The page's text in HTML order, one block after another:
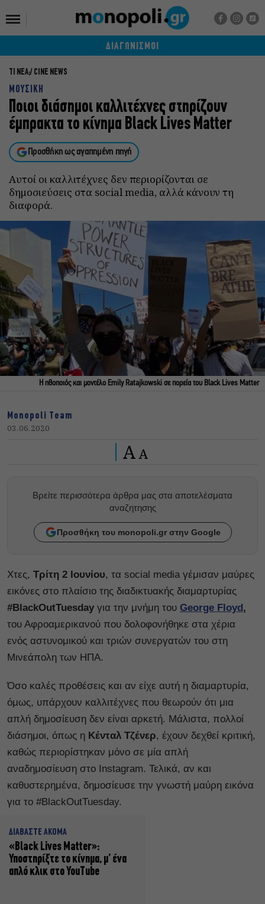
ΔΙΑΓΩΝΙΣΜΟΙ
ΤΙ ΝΕΑ; CINE NEWS
ΜΟΥΣΙΚΗ
Ποιοι διάσημοι καλλιτέχνες στηρίζουν
έμπρακτα το κίνημα Black Lives Matter
Προσθήκη ως αγαπημένη πηγή
Αυτοί οι καλλιτέχνες δεν περιορίζονται σε
δημοσιεύσεις στα social media, αλλά κάνουν τη
διαφορά.
Η ηθοποιός και μοντέλο Emily Ratajkowski σε πορεία του Black Lives Matter
Monopoli Team
03.06.2020
A A
Βρείτε περισσότερα άρθρα μας στα αποτελέσματα
αναζητησης
Προσθήκη του monopoli.gr στην Google
Χτες, Τρίτη 2 Ιουνίου, τα social media γέμισαν μαύρες
εικόνες στο πλαίσιο της διαδικτυακής διαμαρτυρίας
#BlackOutTuesday για την μνήμη του George Floyd,
του Αφροαμερικανού που δολοφονήθηκε στα χέρια
ενός αστυνομικού και τριών συνεργατών του στη
Μινεάπολη των ΗΠΑ.
Όσο καλές προθέσεις και αν είχε αυτή η διαμαρτυρία,
όμως, υπάρχουν καλλιτέχνες που θεωρούν ότι μια
απλή δημοσίευση δεν είναι αρκετή. Μάλιστα, πολλοί
διάσημοι, όπως η Κένταλ Τζένερ, έχουν δεχθεί κριτική,
καθώς περιορίστηκαν μόνο σε μία απλή
αναδημοσίευση στο Instagram. Τελικά, αν και
καθυστερημένα, δημοσίευσε την γνωστή μαύρη εικόνα
για το #BlackOutTuesday.
ΔΙΑΒΑΣΤΕ ΑΚΟΜΑ
«Black Lives Matter»:
Υποστηρίξτε το κίνημα, μ’ ένα
απλό κλικ στο YouTube